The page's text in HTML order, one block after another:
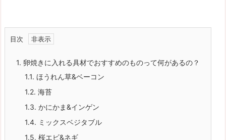
目次
1. 卵焼きに入れる具材でおすすめのものって何があるの？
1.1. ほうれん草&ベーコン
1.2. 海苔
1.3. かにかま&インゲン
1.4. ミックスベジタブル
1.5. 桜エビ&ネギ